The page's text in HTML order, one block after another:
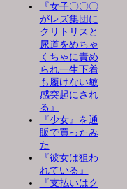
『女子〇〇〇
がレズ集団に
クリトリスと
尿道をめちゃ
くちゃに責め
られ一生下着
も履けない敏
感突起にされ
る』
『少女』を通
販で買ったみ
た
『彼女は狙わ
れている』
『支払いはク